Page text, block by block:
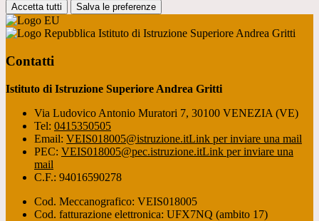
Accetta tutti Salva le preferenze
Istituto di Istruzione Superiore Andrea Gritti
Contatti
Istituto di Istruzione Superiore Andrea Gritti
Via Ludovico Antonio Muratori 7, 30100 VENEZIA (VE)
Tel: 0415350505
Email: VEIS018005@istruzione.itLink per inviare una mail
PEC: VEIS018005@pec.istruzione.itLink per inviare una
mail
C.F.: 94016590278
Cod. Meccanografico: VEIS018005
Cod. fatturazione elettronica: UFX7NQ (ambito 17)